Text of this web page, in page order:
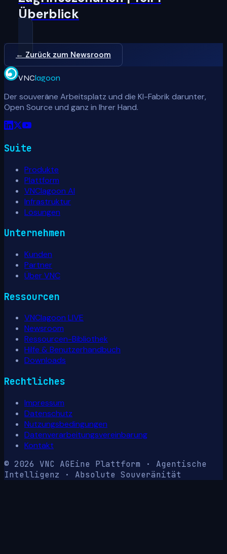
Überblick
← Zurück zum Newsroom
VNClagoon
Der souveräne Arbeitsplatz und die KI-Fabrik darunter,
Open Source und ganz in Ihrer Hand.
Suite
Produkte
Plattform
VNClagoon AI
Infrastruktur
Lösungen
Unternehmen
Kunden
Partner
Über VNC
Ressourcen
VNClagoon LIVE
Newsroom
Ressourcen-Bibliothek
Hilfe & Benutzerhandbuch
Downloads
Rechtliches
Impressum
Datenschutz
Nutzungsbedingungen
Datenverarbeitungsvereinbarung
Kontakt
© 2026 VNC AGEine Plattform · Agentische
Intelligenz · Absolute Souveränität